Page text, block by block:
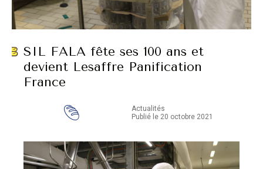
SIL FALA fête ses 100 ans et
devient Lesaffre Panification
France
Actualités
Publié le 20 octobre 2021